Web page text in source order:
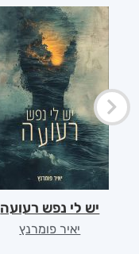
יש לי נפש רעועה
יאיר פומרנץ